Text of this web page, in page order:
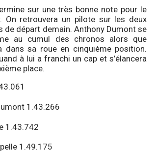
sur une très bonne note pour le
On retrouvera un pilote sur les deux
de départ demain. Anthony Dumont se
au cumul des chronos alors que
dans sa roue en cinquième position.
à lui a franchi un cap et s’élancera
place.
1.43.266
1.43.742
1.49.175